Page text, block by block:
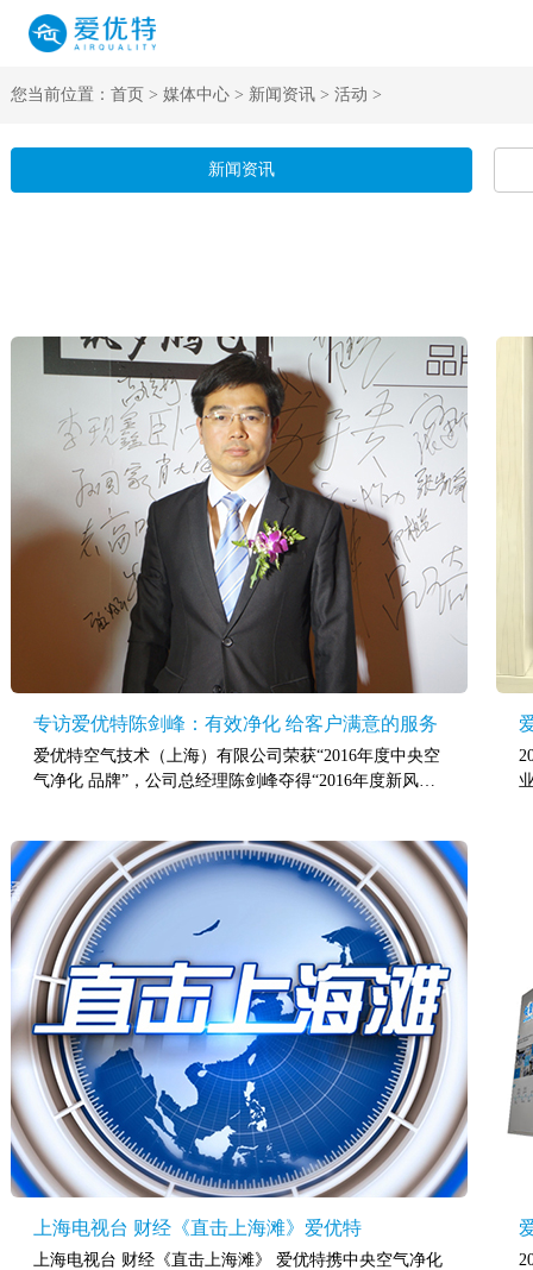
您当前位置： 首页 > 媒体中心> 新闻资讯> 活动 >
新闻资讯
专访爱优特陈剑峰：有效净化 给客户满意的服务
爱优特空气技术（上海）有限公司荣获“2016年度中央空
气净化 品牌”，公司总经理陈剑峰夺得“2016年度新风行
上海电视台 财经《直击上海滩》爱优特
上海电视台 财经《直击上海滩》 爱优特携中央空气净化